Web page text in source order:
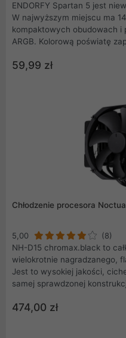
ENDORFY Spartan 5 jest
W najwyższym miejscu ma
kompaktowych obudowach i
ARGB. Kolorową poświatę
użebrowanym radiatorem. Z
AM5 i LGA1700) i wysokimi
wideo zainstalujesz go w parę
59,99 zł
Chłodzenie procesora
5,00
(8)
NH-D15 chromax.black to
wielokrotnie nagradzanego,
Jest to wysokiej jakości,
samej sprawdzonej
wentylatorami NF-A15 HS-
zgodny z udaną formułą
wydajnością chłodzeniami
474,00 zł